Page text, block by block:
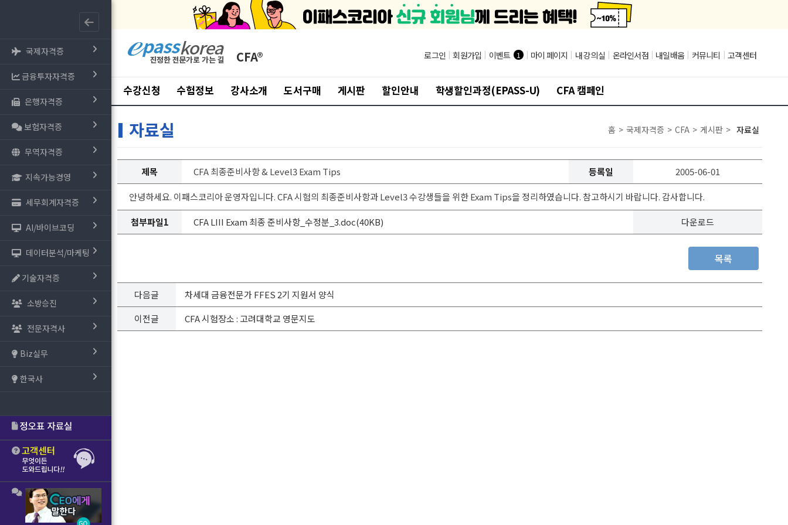
국제자격증
금융투자자격증
은행자격증
보험자격증
무역자격증
지속가능경영
세무회계자격증
AI/바이브코딩
데이터분석/마케팅
기술자격증
소방승진
전문자격사
Biz실무
한국사
CFA® 로그인 | 회원가입 | 이벤트 1 | 마이 페이지 | 내 강의실 | 온라인서점 | 내일배움 | 커뮤니티 | 고객센터
수강신청 수험정보 강사소개 도서구매 게시판 할인안내 학생할인과정(EPASS-U) CFA 캠페인
자료실 홈 > 국제자격증 > CFA > 게시판 > 자료실
제목 CFA 최종준비사항 & Level3 Exam Tips 등록일 2005-06-01
안녕하세요. 이패스코리아 운영자입니다. CFA 시험의 최종준비사항과 Level3 수강생들을 위한 Exam Tips을 정리하였습니다. 참고하시기 바랍니다. 감사합니다.
첨부파일1 CFA LIII Exam 최종 준비사항_수정분_3.doc(40KB) 다운로드
목록
다음글
차세대 금융전문가 FFES 2기 지원서 양식
이전글
CFA 시험장소 : 고려대학교 영문지도